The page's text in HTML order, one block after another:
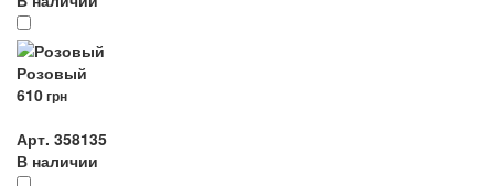
Розовый
610грн
Арт. 358135
В наличии